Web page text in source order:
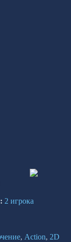
2 игрока
, Action, 2D